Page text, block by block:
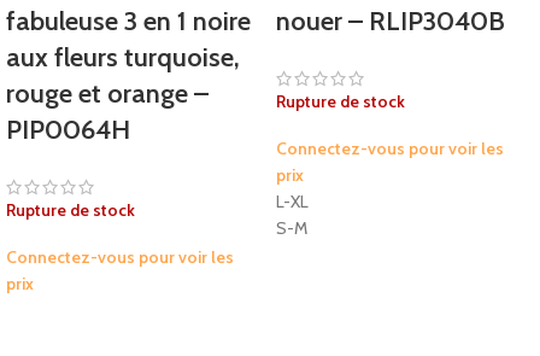
fabuleuse 3 en 1 noire
aux fleurs turquoise,
rouge et orange –
PIP0064H
Rupture de stock
Connectez-vous pour voir les
prix
nouer – RLIP3040B
Rupture de stock
Connectez-vous pour voir les
prix
L-XL
S-M